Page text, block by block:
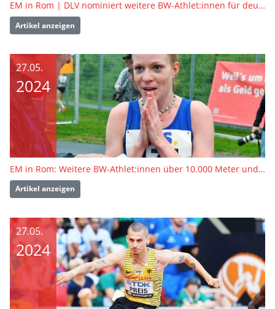
EM in Rom | DLV nominiert weitere BW-Athlet:innen für deutsches Team
Artikel anzeigen
27.05.
2024
EM in Rom: Weitere BW-Athlet:innen über 10.000 Meter und im Zehnkampf nominiert
Artikel anzeigen
27.05.
2024